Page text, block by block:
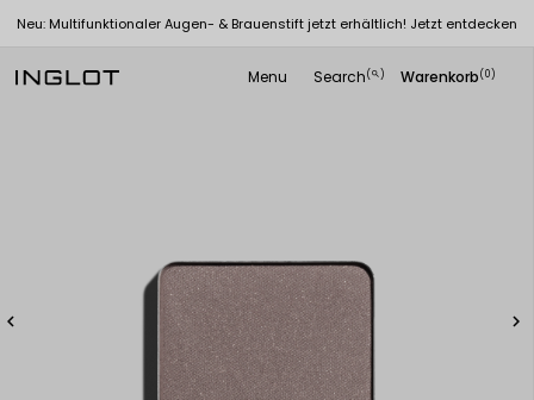
Neu: Multifunktionaler Augen- & Brauenstift jetzt erhältlich! Jetzt entdecken
Menu Search(
search ) Warenkorb(0)
 